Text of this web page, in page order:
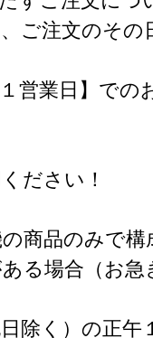
ご注文のそ
営業日】での
ださい！
商品のみで構
る場合（お急
除く）の正午